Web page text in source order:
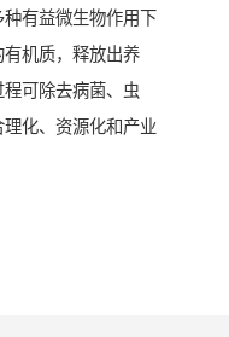
有益微生物作用下
机质，释放出养
可除去病菌、虫
化、资源化和产业